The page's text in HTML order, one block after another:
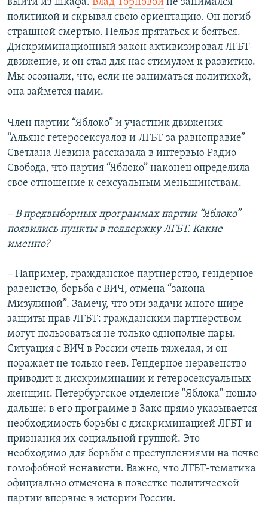
выйти из шкафа. Влад Торновой не занимался
политикой и скрывал свою ориентацию. Он погиб
страшной смертью. Нельзя прятаться и бояться.
Дискриминационный закон активизировал ЛГБТ-
движение, и он стал для нас стимулом к развитию.
Мы осознали, что, если не заниматься политикой,
она займется нами.
Член партии “Яблоко” и участник движения
“Альянс гетеросексуалов и ЛГБТ за равноправие”
Светлана Левина рассказала в интервью Радио
Свобода, что партия “Яблоко” наконец определила
свое отношение к сексуальным меньшинствам.
– В предвыборных программах партии “Яблоко”
появились пункты в поддержку ЛГБТ. Какие
именно?
– Например, гражданское партнерство, гендерное
равенство, борьба с ВИЧ, отмена “закона
Мизулиной”. Замечу, что эти задачи много шире
защиты прав ЛГБТ: гражданским партнерством
могут пользоваться не только однополые пары.
Ситуация с ВИЧ в России очень тяжелая, и он
поражает не только геев. Гендерное неравенство
приводит к дискриминации и гетеросексуальных
женщин. Петербургское отделение "Яблока" пошло
дальше: в его программе в Закс прямо указывается
необходимость борьбы с дискриминацией ЛГБТ и
признания их социальной группой. Это
необходимо для борьбы с преступлениями на почве
гомофобной ненависти. Важно, что ЛГБТ-тематика
официально отмечена в повестке политической
партии впервые в истории России.